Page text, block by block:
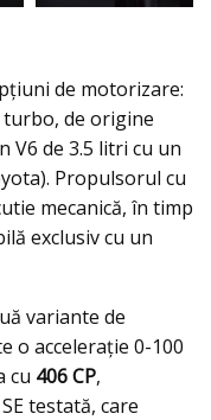
de motorizare:
de origine
V6 de 3.5 litri cu un
Propulsorul cu
mecanică, în timp
exclusiv cu un
variante de
o accelerație 0-100
cu 406 CP,
testată, care